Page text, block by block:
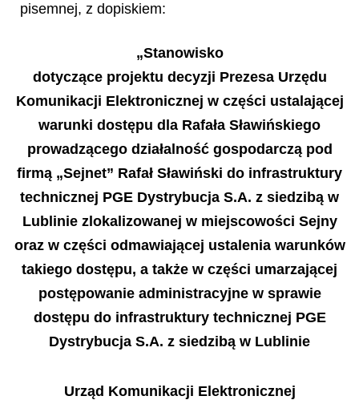
pisemnej, z dopiskiem:
„Stanowisko
dotyczące projektu decyzji Prezesa Urzędu
Komunikacji Elektronicznej w części ustalającej
warunki dostępu dla Rafała Sławińskiego
prowadzącego działalność gospodarczą pod
firmą „Sejnet” Rafał Sławiński do infrastruktury
technicznej PGE Dystrybucja S.A. z siedzibą w
Lublinie zlokalizowanej w miejscowości Sejny
oraz w części odmawiającej ustalenia warunków
takiego dostępu, a także w części umarzającej
postępowanie administracyjne w sprawie
dostępu do infrastruktury technicznej PGE
Dystrybucja S.A. z siedzibą w Lublinie
Urząd Komunikacji Elektronicznej